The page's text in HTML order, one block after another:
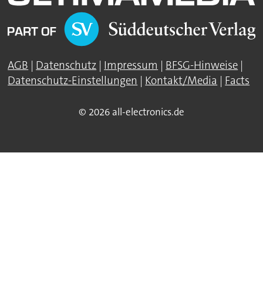
AGB | Datenschutz | Impressum | BFSG-Hinweise |
Datenschutz-Einstellungen | Kontakt/Media | Facts
© 2026 all-electronics.de